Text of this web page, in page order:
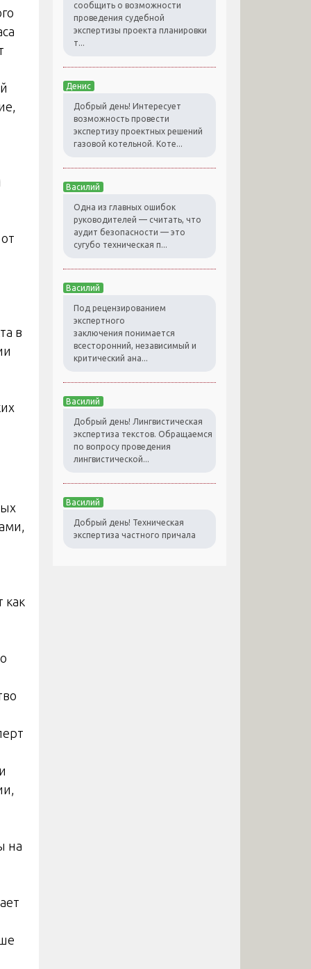
в
как
на
сообщить о возможности
проведения судебной
экспертизы проекта планировки
т...
Денис
Добрый день! Интересует
возможность провести
экспертизу проектных решений
газовой котельной. Коте...
Василий
Одна из главных ошибок
руководителей — считать, что
аудит безопасности — это
сугубо техническая п...
Василий
Под рецензированием
экспертного
заключения понимается
всесторонний, независимый и
критический ана...
Василий
Добрый день! Лингвистическая
экспертиза текстов. Обращаемся
по вопросу проведения
лингвистической...
Василий
Добрый день! Техническая
экспертиза частного причала